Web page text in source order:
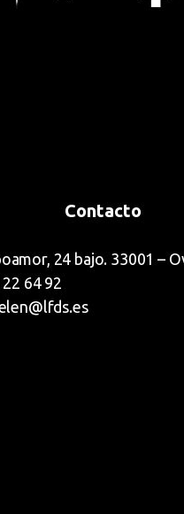
Contacto
24 bajo. 33001 –
64 92